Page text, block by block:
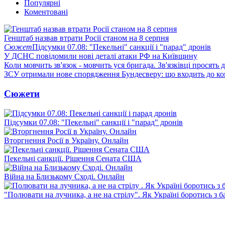
Популярні
Коментовані
Генштаб назвав втрати Росії станом на 8 серпня
СюжетПідсумки 07.08: "Пекельні" санкції і "парад" дронів
У ДСНС повідомили нові деталі атаки РФ на Київщину
Коли мовчить зв'язок - мовчить уся бригада. Зв'язківці просять
ЗСУ отримали нове спорядження Бундесверу: що входить до
Сюжети
Підсумки 07.08: "Пекельні" санкції і "парад" дронів
Вторгнення Росії в Україну. Онлайн
Пекельні санкції. Рішення Сената США
Війна на Близькому Сході. Онлайн
"Полювати на лучника, а не на стрілу". Як Україні боротись з